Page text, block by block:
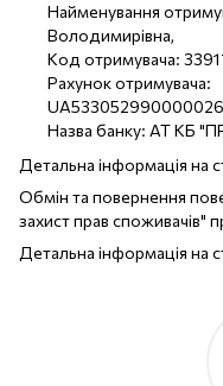
Найменування
Володимирівна,
Код отримувача:
Рахунок отримувача:
Назва банку: АТ КБ
Детальна інформація на
Обмін та повернення
захист прав споживачів"
Детальна інформація на